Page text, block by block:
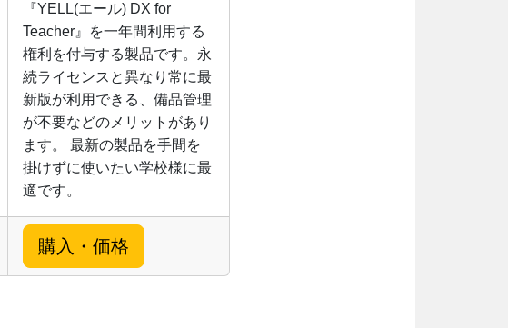
『YELL(エール) DX for
Teacher』を一年間利用する
権利を付与する製品です。永
続ライセンスと異なり常に最
新版が利用できる、備品管理
が不要などのメリットがあり
ます。 最新の製品を手間を
掛けずに使いたい学校様に最
適です。
購入・価格